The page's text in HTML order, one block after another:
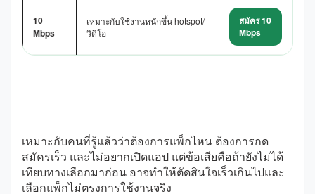
10
Mbps
เหมาะกับใช้งานหนักขึ้น hotspot/
วิดีโอ
สมัคร 10
Mbps
เหมาะกับคนที่รู้แล้วว่าต้องการแพ็กไหน ต้องการกด
สมัครเร็ว และไม่อยากเปิดแอป แต่ข้อเสียคือถ้ายังไม่ได้
เทียบทางเลือกมาก่อน อาจทำให้ตัดสินใจเร็วเกินไปและ
เลือกแพ็กไม่ตรงการใช้งานจริง